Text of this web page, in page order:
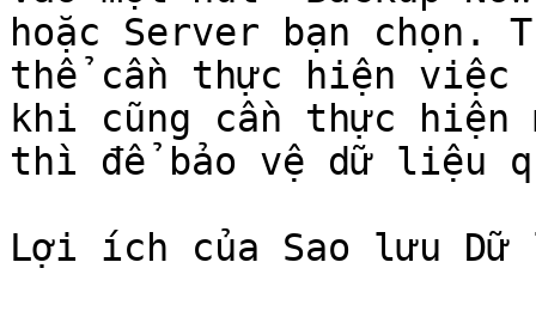
hoặc Server bạn chọn.
thể cần thực hiện việc
khi cũng cần thực hiện
thì để bảo vệ dữ liệu
Lợi ích của Sao lưu Dữ